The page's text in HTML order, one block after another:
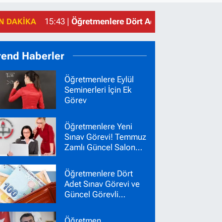
DAKIKA 15:43 | Öğretmenlere Dört Adet Sınav Görevi
Haberler
Öğretmenlere Eylül
Seminerleri İçin Ek
Görev
Öğretmenlere Yeni
Sınav Görevi! Temmuz
Zamlı Güncel Salon
Ücretleri
Öğretmenlere Dört
Adet Sınav Görevi ve
Güncel Görevli